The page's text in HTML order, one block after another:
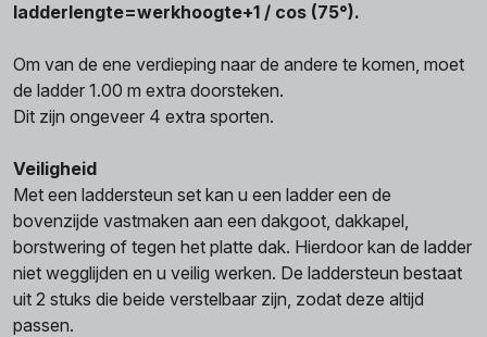
ladderlengte=werkhoogte+1​ / cos (75°).
Om van de ene verdieping naar de andere te komen, moet
de ladder 1.00 m extra doorsteken.
Dit zijn ongeveer 4 extra sporten.
Veiligheid
Met een laddersteun set kan u een ladder een de
bovenzijde vastmaken aan een dakgoot, dakkapel,
borstwering of tegen het platte dak. Hierdoor kan de ladder
niet wegglijden en u veilig werken. De laddersteun bestaat
uit 2 stuks die beide verstelbaar zijn, zodat deze altijd
passen.